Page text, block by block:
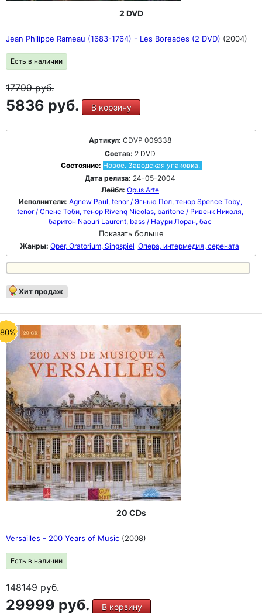
2 DVD
Jean Philippe Rameau (1683-1764) - Les Boreades (2 DVD) (2004)
Есть в наличии
17799руб.
5836 руб. В корзину
Артикул: CDVP 009338
Состав: 2 DVD
Состояние: Новое. Заводская упаковка.
Дата релиза: 24-05-2004
Лейбл: Opus Arte
Исполнители: Agnew Paul, tenor / Эгнью Пол, тенор Spence Toby,
tenor / Спенс Тоби, тенор Rivenq Nicolas, baritone / Ривенк Николя,
баритон Naouri Laurent, bass / Наури Лоран, бас
Показать больше
Жанры: Oper, Oratorium, Singspiel Опера, интермедия, серената
Хит продаж
20 CDs
Versailles - 200 Years of Music (2008)
Есть в наличии
148149руб.
29999 руб. В корзину